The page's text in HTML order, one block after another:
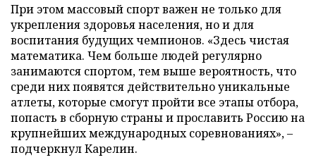
При этом массовый спорт важен не только для
укрепления здоровья населения, но и для
воспитания будущих чемпионов. «Здесь чистая
математика. Чем больше людей регулярно
занимаются спортом, тем выше вероятность, что
среди них появятся действительно уникальные
атлеты, которые смогут пройти все этапы отбора,
попасть в сборную страны и прославить Россию на
крупнейших международных соревнованиях», –
подчеркнул Карелин.